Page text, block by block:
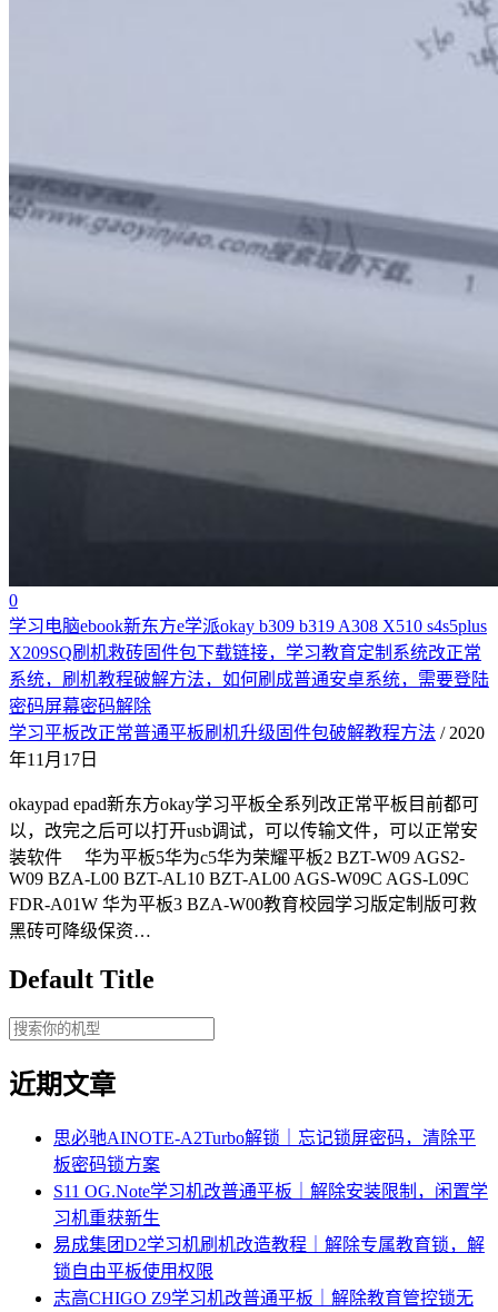
0
学习电脑ebook新东方e学派okay b309 b319 A308 X510 s4s5plus
X209SQ刷机救砖固件包下载链接，学习教育定制系统改正常
系统，刷机教程破解方法，如何刷成普通安卓系统，需要登陆
密码屏幕密码解除
学习平板改正常普通平板刷机升级固件包破解教程方法 / 2020
年11月17日
okaypad epad新东方okay学习平板全系列改正常平板目前都可
以，改完之后可以打开usb调试，可以传输文件，可以正常安
装软件 华为平板5华为c5华为荣耀平板2 BZT-W09 AGS2-
W09 BZA-L00 BZT-AL10 BZT-AL00 AGS-W09C AGS-L09C
FDR-A01W 华为平板3 BZA-W00教育校园学习版定制版可救
黑砖可降级保资…
Default Title
近期文章
思必驰AINOTE‑A2Turbo解锁｜忘记锁屏密码，清除平
板密码锁方案
S11 OG.Note学习机改普通平板｜解除安装限制，闲置学
习机重获新生
易成集团D2学习机刷机改造教程｜解除专属教育锁，解
锁自由平板使用权限
志高CHIGO Z9学习机改普通平板｜解除教育管控锁无